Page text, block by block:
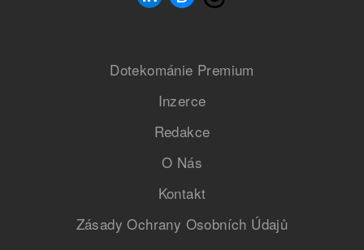
Dotekománie Premium
Inzerce
Redakce
O Nás
Kontakt
Zásady Ochrany Osobních Údajů